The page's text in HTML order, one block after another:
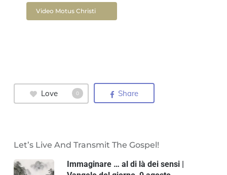
Video Motus Christi
Love 0 Share
Let’s Live And Transmit The Gospel!
Immaginare … al di là dei sensi |